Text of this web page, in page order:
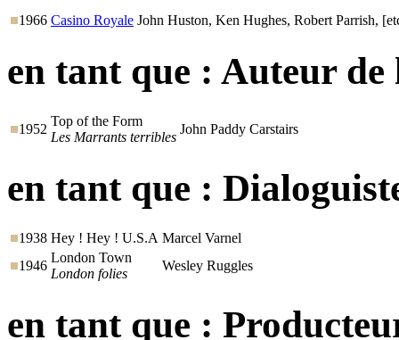
1966 Casino Royale John Huston, Ken Hughes, Robert Parrish,
en tant que : Auteur de
1952
Top of the Form
Les Marrants terribles
John Paddy Carstairs
en tant que :
1938 Hey ! Hey ! U.S.A Marcel Varnel
1946
London Town
London folies
Wesley Ruggles
en tant que :